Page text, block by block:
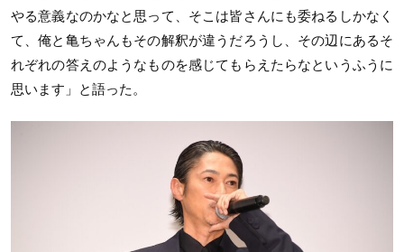
やる意義なのかなと思って、そこは皆さんにも委ねるしかなく
て、俺と亀ちゃんもその解釈が違うだろうし、その辺にあるそ
れぞれの答えのようなものを感じてもらえたらなというふうに
思います」と語った。